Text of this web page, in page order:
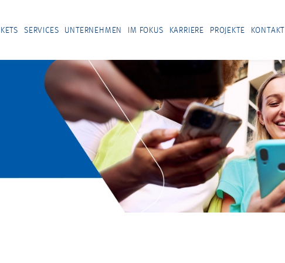
SERVICES UNTERNEHMEN IM FOKUS KARRIERE PROJEKTE KONTAKT